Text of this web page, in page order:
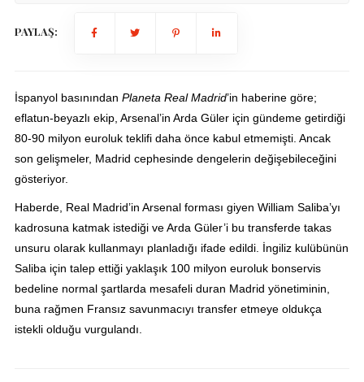
PAYLAŞ:
İspanyol basınından Planeta Real Madrid’in haberine göre;
eflatun-beyazlı ekip, Arsenal’in Arda Güler için gündeme getirdiği
80-90 milyon euroluk teklifi daha önce kabul etmemişti. Ancak
son gelişmeler, Madrid cephesinde dengelerin değişebileceğini
gösteriyor.
Haberde, Real Madrid’in Arsenal forması giyen William Saliba’yı
kadrosuna katmak istediği ve Arda Güler’i bu transferde takas
unsuru olarak kullanmayı planladığı ifade edildi. İngiliz kulübünün
Saliba için talep ettiği yaklaşık 100 milyon euroluk bonservis
bedeline normal şartlarda mesafeli duran Madrid yönetiminin,
buna rağmen Fransız savunmacıyı transfer etmeye oldukça
istekli olduğu vurgulandı.